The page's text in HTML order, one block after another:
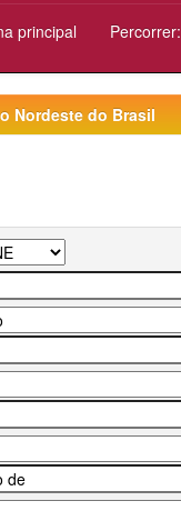
principal Percorrer:
Nordeste do Brasil